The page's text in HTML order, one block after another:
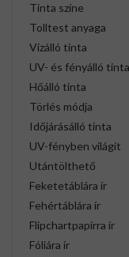
Tinta színe
Tolltest anyaga
Vízálló tinta
UV- és fényálló tinta
Hőálló tinta
Törlés módja
Időjárásálló tinta
UV-fényben világít
Utántölthető
Feketetáblára ír
Fehértáblára ír
Flipchartpapírra ír
Fóliára ír